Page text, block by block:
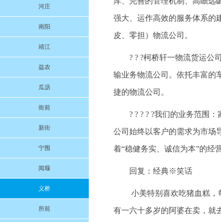
河庄
南阳
靖江
益农
瓜沥
衙前
新街
宁围
闻堰
义桥
所前
强大、运作高效的服务体系的
皮、零担）物流公司。
? ? ?柯桥轩一物流货运公
输业务物流公司。依托丰富的
捷的物流公司。
? ? ? ? ?我们的业务范围
公司始终以客户的需求为市场
着“稳健务实、诚信为本”的经
回复：经典※笑话
小美特别喜欢吃猪血糕
有一六十多岁的阿婆在卖，就